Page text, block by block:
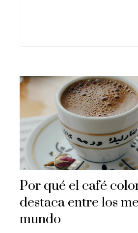
Por qué el café
destaca entre los
mundo